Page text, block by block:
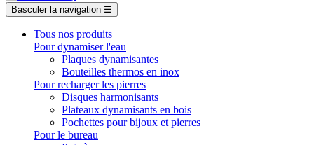
Basculer la navigation ☰
Tous nos produits
Pour dynamiser l'eau
Plaques dynamisantes
Bouteilles thermos en inox
Pour recharger les pierres
Disques harmonisants
Plateaux dynamisants en bois
Pochettes pour bijoux et pierres
Pour le bureau